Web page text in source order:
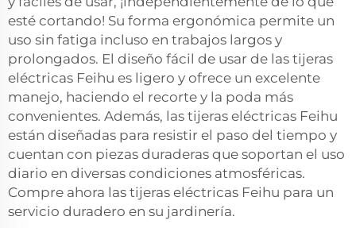
esté cortando! Su forma ergonómica permite un
uso sin fatiga incluso en trabajos largos y
prolongados. El diseño fácil de usar de las tijeras
eléctricas Feihu es ligero y ofrece un excelente
manejo, haciendo el recorte y la poda más
convenientes. Además, las tijeras eléctricas Feihu
están diseñadas para resistir el paso del tiempo y
cuentan con piezas duraderas que soportan el uso
diario en diversas condiciones atmosféricas.
Compre ahora las tijeras eléctricas Feihu para un
servicio duradero en su jardinería.